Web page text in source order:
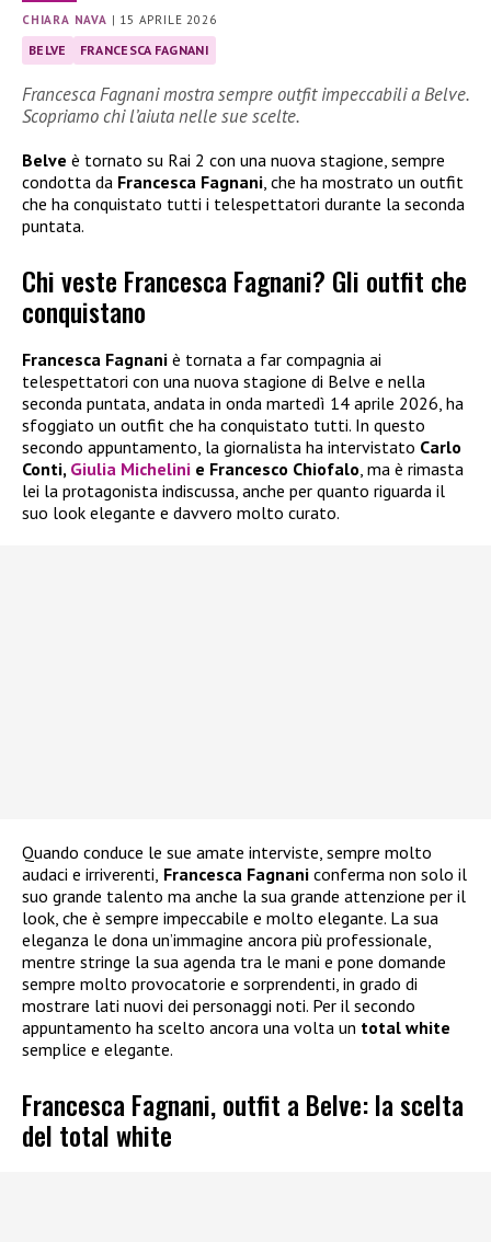
CHIARA NAVA | 15 APRILE 2026
BELVE FRANCESCA FAGNANI
Francesca Fagnani mostra sempre outfit impeccabili a Belve.
Scopriamo chi l’aiuta nelle sue scelte.
Belve è tornato su Rai 2 con una nuova stagione, sempre
condotta da Francesca Fagnani , che ha mostrato un outfit
che ha conquistato tutti i telespettatori durante la seconda
puntata.
Chi veste Francesca Fagnani? Gli outfit che
conquistano
Francesca Fagnani è tornata a far compagnia ai
telespettatori con una nuova stagione di Belve e nella
seconda puntata, andata in onda martedì 14 aprile 2026, ha
sfoggiato un outfit che ha conquistato tutti. In questo
secondo appuntamento, la giornalista ha intervistato Carlo
Conti, Giulia Michelini e Francesco Chiofalo, ma è rimasta
lei la protagonista indiscussa, anche per quanto riguarda il
suo look elegante e davvero molto curato.
Quando conduce le sue amate interviste, sempre molto
audaci e irriverenti, Francesca Fagnani conferma non solo il
suo grande talento ma anche la sua grande attenzione per il
look, che è sempre impeccabile e molto elegante. La sua
eleganza le dona un’immagine ancora più professionale,
mentre stringe la sua agenda tra le mani e pone domande
sempre molto provocatorie e sorprendenti, in grado di
mostrare lati nuovi dei personaggi noti. Per il secondo
appuntamento ha scelto ancora una volta un total white
semplice e elegante.
Francesca Fagnani, outfit a Belve: la scelta
del total white